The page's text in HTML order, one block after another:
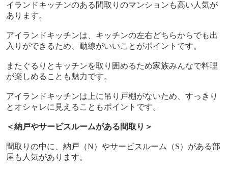
イランドキッチンのある間取りのマンションも高い人気が
あります。
アイランドキッチンは、キッチンの左右どちらからでも出
入りができるため、動線がいいことがポイントです。
またぐるりとキッチンを取り囲めるため家族みんなで料理
が楽しめることも魅力です。
アイランドキッチンは上に吊り戸棚がないため、すっきり
とオシャレに見えることもポイントです。
＜納戸やサービスルームがある間取り＞
間取りの中に、納戸（N）やサービスルーム（S）がある部
屋も人気があります。